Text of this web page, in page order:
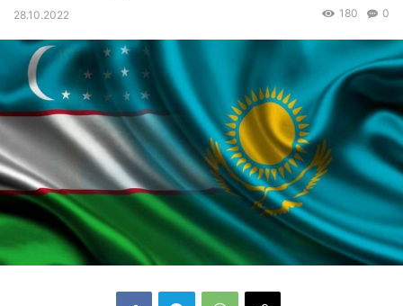
28.10.2022 0
180